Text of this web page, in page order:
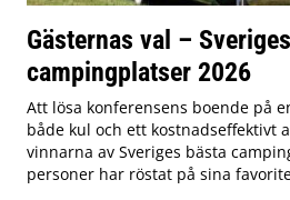
Gästernas val –
campingplatser 2026
Att lösa konferensens boende på
både kul och ett kostnadseffektivt
vinnarna av Sveriges bästa
personer har röstat på sina